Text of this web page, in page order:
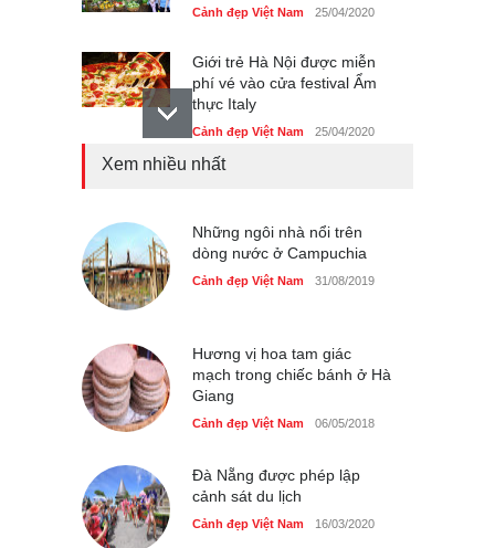
Cảnh đẹp Việt Nam 25/04/2020
Giới trẻ Hà Nội được miễn
phí vé vào cửa festival Ẩm
thực Italy
Cảnh đẹp Việt Nam 25/04/2020
Cảnh đẹp Việt Nam 25/04/2020
Bán đảo Sơn Trà sẽ là khu
Xem nhiều nhất
Những ngôi nhà nổi trên
dòng nước ở Campuchia
Cảnh đẹp Việt Nam 31/08/2019
Hương vị hoa tam giác
mạch trong chiếc bánh ở Hà
Giang
Cảnh đẹp Việt Nam 06/05/2018
Đà Nẵng được phép lập
cảnh sát du lịch
Cảnh đẹp Việt Nam 16/03/2020